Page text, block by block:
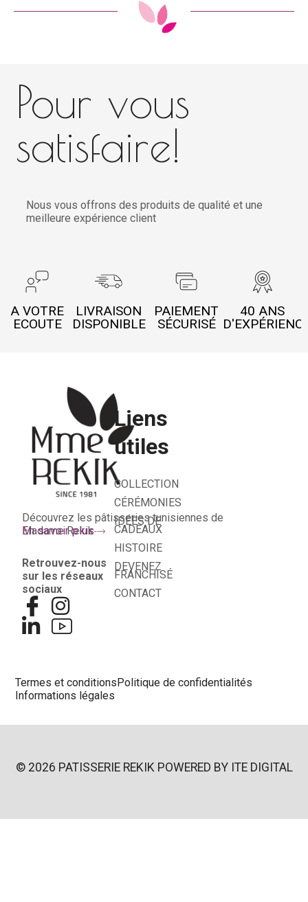
Pour vous
satisfaire!
Nous vous offrons des produits de qualité et une
meilleure expérience client
A VOTRE
ECOUTE
LIVRAISON
DISPONIBLE
PAIEMENT
SÉCURISÉ
40 ANS
Découvrez les pâtisseries tunisiennes de
Madame Rekik
En savoir plus
Retrouvez-nous
sur les réseaux
sociaux
Liens
utiles
COLLECTION
CÉRÉMONIES
IDÉES DE
CADEAUX
HISTOIRE
DEVENEZ
FRANCHISÉ
CONTACT
Termes et conditionsPolitique de confidentialités
Informations légales
© 2026 PATISSERIE REKIK POWERED BY ITE DIGITAL